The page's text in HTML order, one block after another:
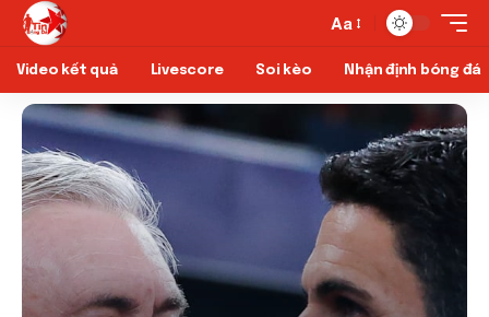
Aa
Video kết quả Livescore Soi kèo Nhận định bóng đá